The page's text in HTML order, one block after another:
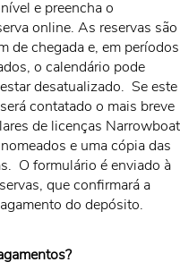
e preencha o
online. As reservas são
de chegada e, em períodos
o calendário pode
desatualizado. Se este
contatado o mais breve
de licenças Narrowboat
e uma cópia das
O formulário é enviado à
que confirmará a
do depósito.